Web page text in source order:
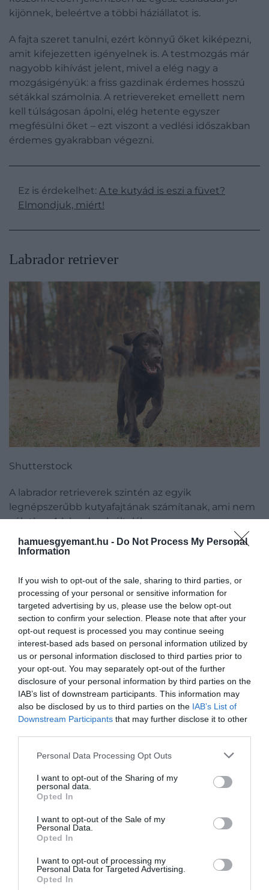
hamuesgyemant.hu - Do Not Process My Personal
Information
If you wish to opt-out of the sale, sharing to third parties, or
processing of your personal or sensitive information for
targeted advertising by us, please use the below opt-out
section to confirm your selection. Please note that after your
opt-out request is processed you may continue seeing
interest-based ads based on personal information utilized by
us or personal information disclosed to third parties prior to
your opt-out. You may separately opt-out of the further
disclosure of your personal information by third parties on the
IAB’s list of downstream participants. This information may
also be disclosed by us to third parties on the IAB’s List of
Downstream Participants that may further disclose it to other
Please note that this website/app uses one or more Google
not limited to your visit or usage behaviour. You may click to
grant or deny consent to Google and its third-party tags to
use your data for below specified purposes in below Google
consent section.
Personal Data Processing Opt Outs
I want to opt-out of the Sharing of my
personal data.
Opted In
I want to opt-out of the Sale of my
Personal Data.
Opted In
I want to opt-out of processing my
Personal Data for Targeted Advertising.
Opted In
kijönnek, beleértve a többi háziállatot is.
A fajta szeret tanulni, ezért könnyű őket kiképezni,
amit kifejezetten igényelnek is. A testmozgás már
nagyobb kihívást jelent, mivel a elég nagy a
mozgásigényük: a friss gazdinak érdemes hosszú
sétákkal számolnia. A retrievereket emellett nem
kell túlságosan ápolni, elég hetente egyszer
megfésülni őket – ezt viszont a vedlési időszakban
érdemes gyakrabban végezni.
Ez is érdekelhet: A te kutyád is eszi a füvet?
Elmondjuk, miért!
Labrador retriever
Shutterstock
A labrador retrieverek szintén az egyik
legnépszerűbb kutyafajtának számítanak, ami nem
véletlen. A labradorok általában
alkalmazkodóképesek, barátságosak, hűségesek és
ragaszkodóak. Imádják a családos otthonokat,
Szintén tanulékony fajta, ezért könnyű kiképzeni
őket, és hasonlóan a golden retrieverekhez, a
labradorok is inkább aktívabb otthonokba valók,
mivel szintén mozgást igényelnek – ha ezt nem
kapják meg, gyakran a háztartás bánja.
Bichon frisé
Shutterstock